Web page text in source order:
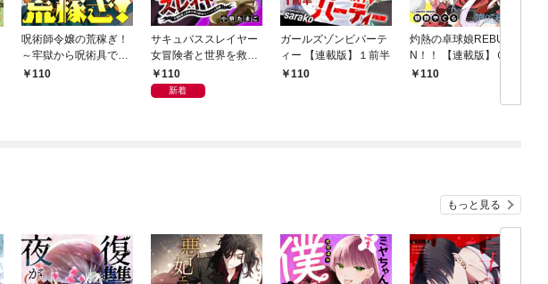
呪術師令嬢の荒稼ぎ！
～牢獄から呪術具で掴
み取る金貨ザクザク宮
110
サキュバススレイヤー
女冒険者と世界を救う
終末のハーレム部隊
【連載版】１
110
新着
ガールズゾンビパーテ
ィー 【連載版】１前半
110
灼熱の卓球娘REBUR
N！！ 【連載版】０－
①110
もっと見る